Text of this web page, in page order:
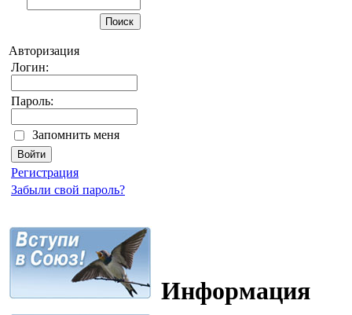
Авторизация
Логин:
Пароль:
Запомнить меня
Регистрация
Забыли свой пароль?
Информация